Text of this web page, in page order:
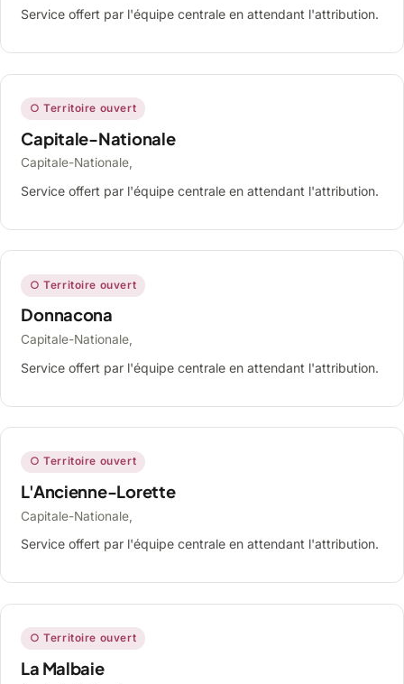
Service offert par l'équipe centrale en attendant l'attribution.
○ Territoire ouvert
Capitale-Nationale
Capitale-Nationale,
Service offert par l'équipe centrale en attendant l'attribution.
○ Territoire ouvert
Donnacona
Capitale-Nationale,
Service offert par l'équipe centrale en attendant l'attribution.
○ Territoire ouvert
L'Ancienne-Lorette
Capitale-Nationale,
Service offert par l'équipe centrale en attendant l'attribution.
○ Territoire ouvert
La Malbaie